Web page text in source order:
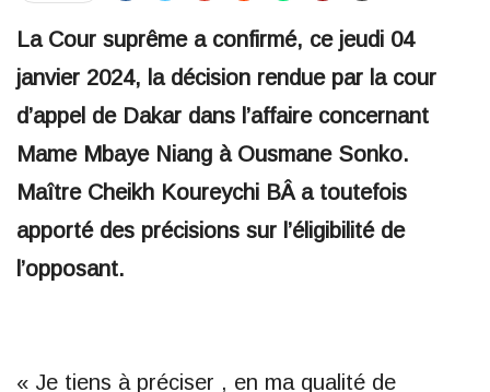
La Cour suprême a confirmé, ce jeudi 04
janvier 2024, la décision rendue par la cour
d’appel de Dakar dans l’affaire concernant
Mame Mbaye Niang à Ousmane Sonko.
Maître Cheikh Koureychi BÂ a toutefois
apporté des précisions sur l’éligibilité de
l’opposant.
« Je tiens à préciser , en ma qualité de